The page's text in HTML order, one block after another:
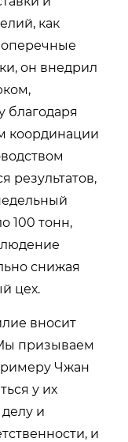
как
он внедрил
благодаря
координации
результатов,
100 тонн,
снижая
цех.
вносит
призываем
Чжан
у их
и
и